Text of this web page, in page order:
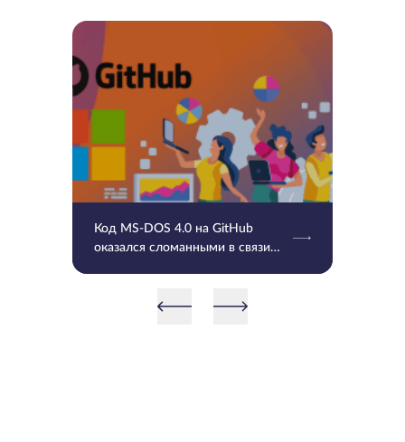
Код MS-DOS 4.0 на GitHub
оказался сломанными в связи